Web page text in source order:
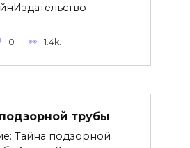
0 1.4k.
трубы
Тайна подзорной